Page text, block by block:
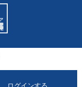
ログインする